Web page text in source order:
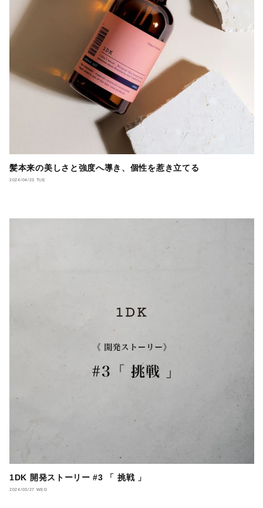
髪本来の美しさと強度へ導き、個性を惹き立てる
2024/04/23 TUE
1DK 開発ストーリー #3 「 挑戦 」
2024/03/27 WED